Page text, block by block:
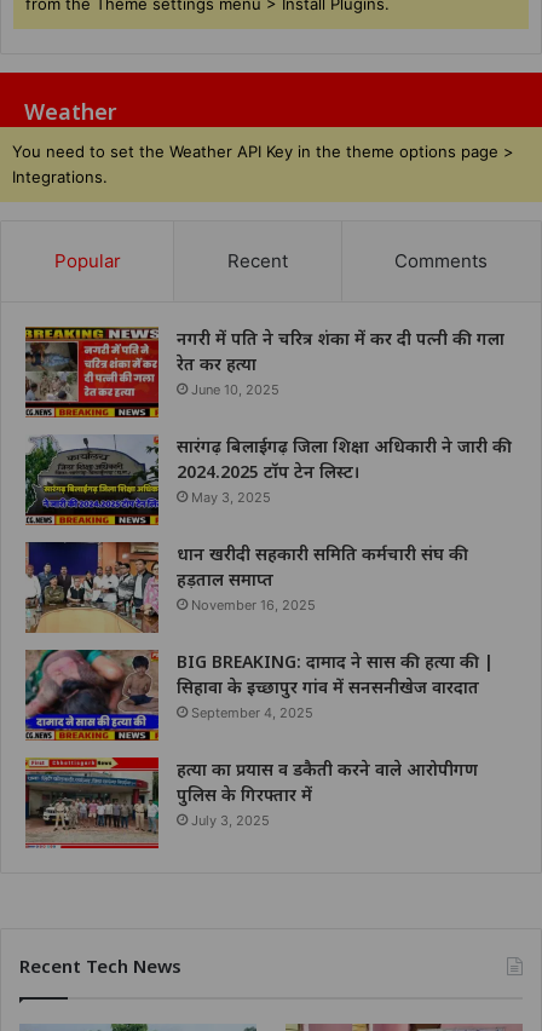
Weather
You need to set the Weather API Key in the theme options page >
Integrations.
Popular Recent Comments
नगरी में पति ने चरित्र शंका में कर दी पत्नी की गला
रेत कर हत्या
June 10, 2025
सारंगढ़ बिलाईगढ़ जिला शिक्षा अधिकारी ने जारी की
2024.2025 टॉप टेन लिस्ट।
May 3, 2025
धान खरीदी सहकारी समिति कर्मचारी संघ की
हड़ताल समाप्त
November 16, 2025
BIG BREAKING: दामाद ने सास की हत्या की |
सिहावा के इच्छापुर गांव में सनसनीखेज वारदात
September 4, 2025
हत्या का प्रयास व डकैती करने वाले आरोपीगण
पुलिस के गिरफ्तार में
July 3, 2025
Recent Tech News